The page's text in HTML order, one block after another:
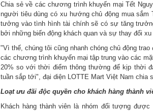
Chia sẻ về các chương trình khuyến mại Tết
người tiêu dùng có xu hướng chủ động mua
tưởng vào tình hình tài chính sẽ có sự tăng
bởi những biến động khách quan và sự thay đổi
"Vì thế, chúng tôi cũng nhanh chóng chủ động
các chương trình khuyến mại tập trung vào các
20% so với thời điểm thông thường để kịp thời
tuần sắp tới", đại diện LOTTE Mart Việt Nam chia
Loạt ưu đãi độc quyền cho khách hàng thành
Khách hàng thành viên là nhóm đối tượng